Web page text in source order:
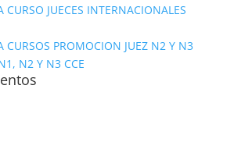
CURSO JUECES INTERNACIONALES
CURSOS PROMOCION JUEZ N2 Y N3
N2 Y N3 CCE